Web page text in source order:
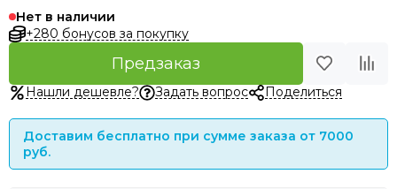
Нет в наличии
+280 бонусов за покупку
Предзаказ
Нашли дешевле? Задать вопрос Поделиться
Доставим бесплатно при сумме заказа от 7000
руб.